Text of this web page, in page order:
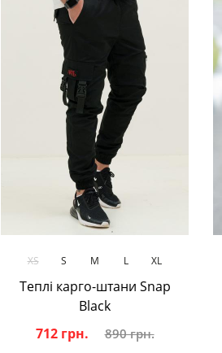
XS S M L XL
Теплі карго-штани Snap
Black
712 грн.
890 грн.